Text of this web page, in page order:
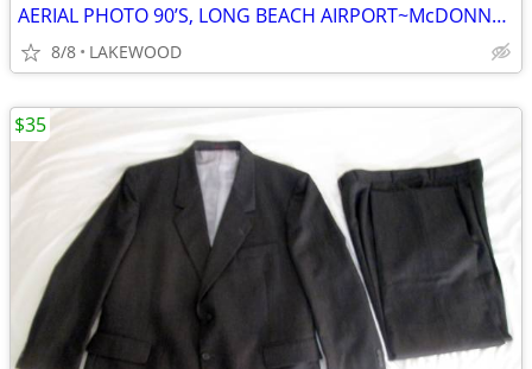
AERIAL PHOTO 90’S, LONG BEACH AIRPORT~McDONNELL DOUGLAS AIRCRAFT 30x40
8/8 LAKEWOOD
$35